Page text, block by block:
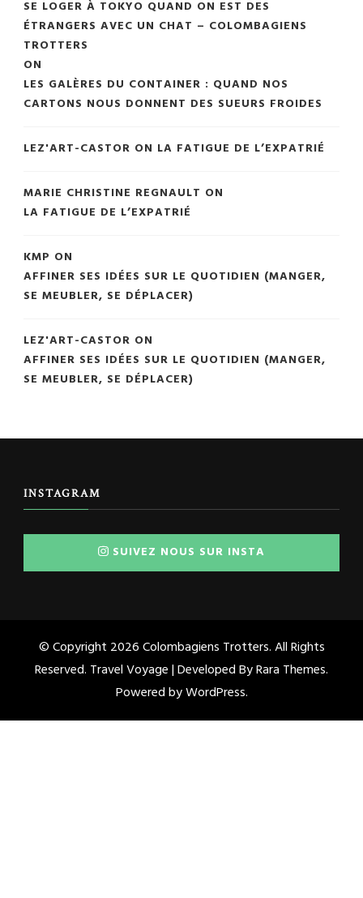
SE LOGER À TOKYO QUAND ON EST DES
ÉTRANGERS AVEC UN CHAT – COLOMBAGIENS
TROTTERS
ON
LES GALÈRES DU CONTAINER : QUAND NOS
CARTONS NOUS DONNENT DES SUEURS FROIDES
LEZ'ART-CASTOR ON LA FATIGUE DE L’EXPATRIÉ
MARIE CHRISTINE REGNAULT ON
LA FATIGUE DE L’EXPATRIÉ
KMP ON
AFFINER SES IDÉES SUR LE QUOTIDIEN (MANGER,
SE MEUBLER, SE DÉPLACER)
LEZ'ART-CASTOR ON
AFFINER SES IDÉES SUR LE QUOTIDIEN (MANGER,
SE MEUBLER, SE DÉPLACER)
INSTAGRAM
SUIVEZ NOUS SUR INSTA
© Copyright 2026Colombagiens Trotters. All Rights
Reserved. Travel Voyage | Developed ByRara Themes.
Powered byWordPress.